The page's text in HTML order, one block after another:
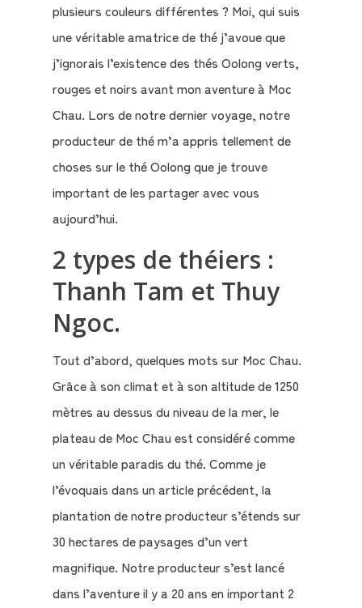
nous
?
plusieurs couleurs différentes ? Moi, qui suis
une véritable amatrice de thé j’avoue que
j’ignorais l’existence des thés Oolong verts,
rouges et noirs avant mon aventure à Moc
Chau. Lors de notre dernier voyage, notre
producteur de thé m’a appris tellement de
choses sur le thé Oolong que je trouve
important de les partager avec vous
aujourd’hui.
2 types de théiers :
Thanh Tam et Thuy
Ngoc.
Tout d’abord, quelques mots sur Moc Chau.
Grâce à son climat et à son altitude de 1250
mètres au dessus du niveau de la mer, le
plateau de Moc Chau est considéré comme
un véritable paradis du thé. Comme je
l’évoquais dans un article précédent, la
plantation de notre producteur s’étends sur
30 hectares de paysages d’un vert
magnifique. Notre producteur s’est lancé
dans l’aventure il y a 20 ans en important 2